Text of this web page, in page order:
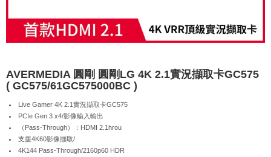
AVERMEDIA 圓剛 圓剛LG 4K 2.1實況擷取卡GC575
( GC575/61GC575000BC )
Live Gamer 4K 2.1實況擷取卡GC575
PCIe Gen 3 x4/影像輸入輸出
（Pass-Through）：HDMI 2.1hrou
支援4K60影像擷取/
4K144 Pass-Through/2160p60 HDR